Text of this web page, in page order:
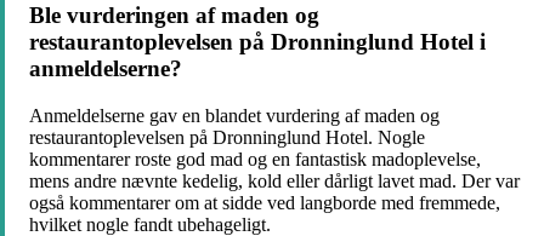
Ble vurderingen af maden og
restaurantoplevelsen på Dronninglund Hotel i
anmeldelserne?
Anmeldelserne gav en blandet vurdering af maden og
restaurantoplevelsen på Dronninglund Hotel. Nogle
kommentarer roste god mad og en fantastisk madoplevelse,
mens andre nævnte kedelig, kold eller dårligt lavet mad. Der var
også kommentarer om at sidde ved langborde med fremmede,
hvilket nogle fandt ubehageligt.